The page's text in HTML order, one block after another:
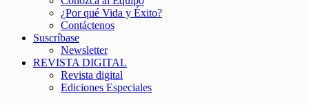
¿Por qué Vida y Éxito?
Contáctenos
Suscríbase
Newsletter
REVISTA DIGITAL
Revista digital
Ediciones Especiales